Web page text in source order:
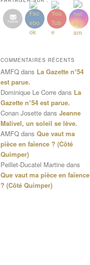
COMMENTAIRES RÉCENTS
AMFQ dans La Gazette n°54
est parue.
Dominique Le Corre dans La
Gazette n°54 est parue.
Conan Josette dans Jeanne
Malivel, un soleil se lève.
AMFQ dans Que vaut ma
pièce en faïence ? (Côté
Quimper)
Peillet-Ducatel Martine dans
Que vaut ma pièce en faïence
? (Côté Quimper)